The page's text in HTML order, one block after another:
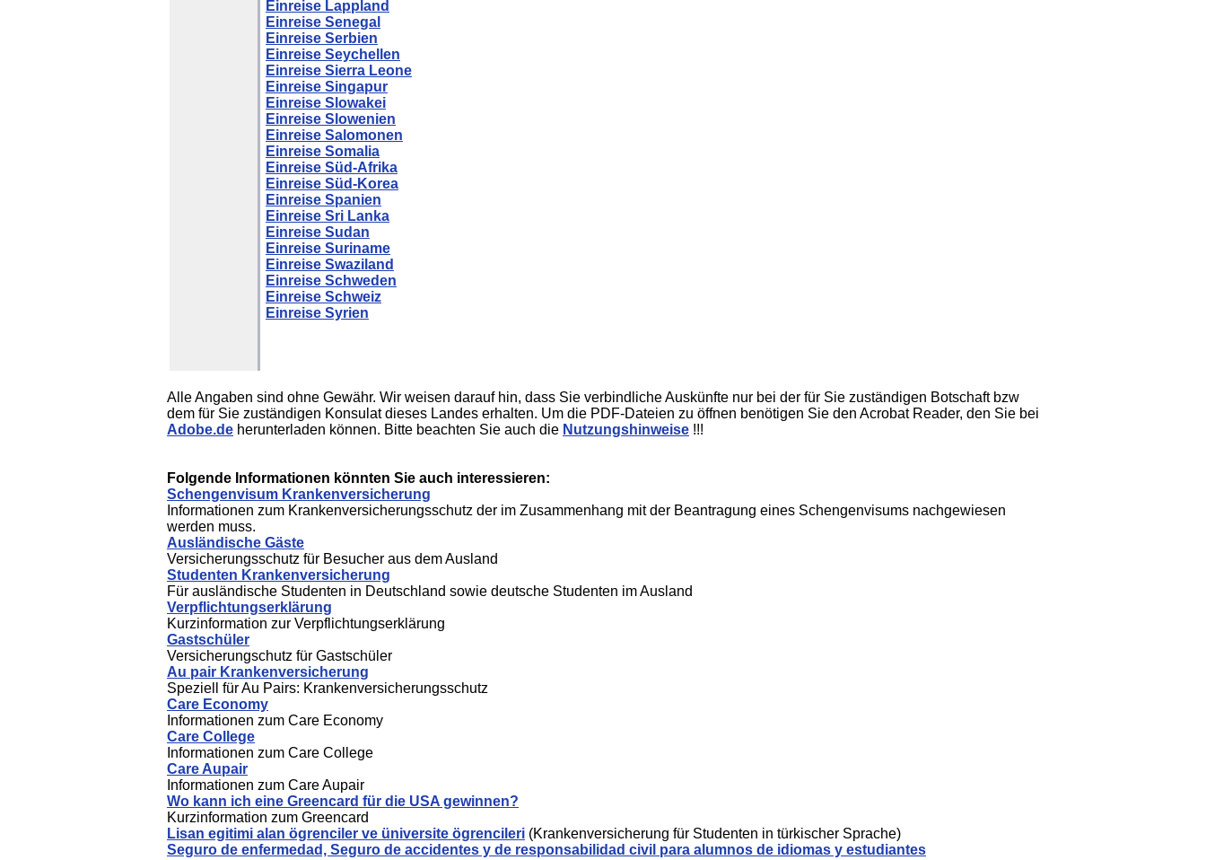
Einreise Lappland
Einreise Senegal
Einreise Serbien
Einreise Seychellen
Einreise Sierra Leone
Einreise Singapur
Einreise Slowakei
Einreise Slowenien
Einreise Salomonen
Einreise Somalia
Einreise Süd-Afrika
Einreise Süd-Korea
Einreise Spanien
Einreise Sri Lanka
Einreise Sudan
Einreise Suriname
Einreise Swaziland
Einreise Schweden
Einreise Schweiz
Einreise Syrien
Alle Angaben sind ohne Gewähr. Wir weisen darauf hin, dass Sie verbindliche Auskünfte nur bei der für Sie zuständigen Botschaft bzw
dem für Sie zuständigen Konsulat dieses Landes erhalten. Um die PDF-Dateien zu öffnen benötigen Sie den Acrobat Reader, den Sie bei
Adobe.de herunterladen können. Bitte beachten Sie auch die Nutzungshinweise !!!
Folgende Informationen könnten Sie auch interessieren:
Schengenvisum Krankenversicherung
Informationen zum Krankenversicherungsschutz der im Zusammenhang mit der Beantragung eines Schengenvisums nachgewiesen
werden muss.
Ausländische Gäste
Versicherungsschutz für Besucher aus dem Ausland
Studenten Krankenversicherung
Für ausländische Studenten in Deutschland sowie deutsche Studenten im Ausland
Verpflichtungserklärung
Kurzinformation zur Verpflichtungserklärung
Gastschüler
Versicherungschutz für Gastschüler
Au pair Krankenversicherung
Speziell für Au Pairs: Krankenversicherungsschutz
Care Economy
Informationen zum Care Economy
Care College
Informationen zum Care College
Care Aupair
Informationen zum Care Aupair
Wo kann ich eine Greencard für die USA gewinnen?
Kurzinformation zum Greencard
Lisan egitimi alan ögrenciler ve üniversite ögrencileri (Krankenversicherung für Studenten in türkischer Sprache)
Seguro de enfermedad, Seguro de accidentes y de responsabilidad civil para alumnos de idiomas y estudiantes